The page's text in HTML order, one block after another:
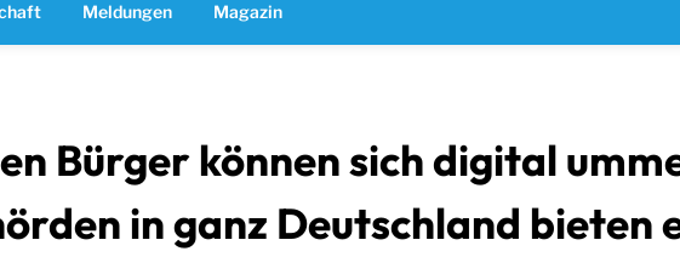
Meldungen Magazin
Bürger können sich digital
in ganz Deutschland bieten